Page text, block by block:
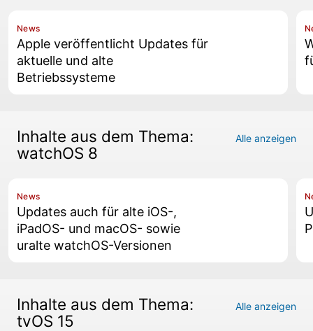
News
Apple veröffentlicht Updates für
aktuelle und alte
Betriebssysteme
Inhalte aus dem Thema:
watchOS 8
Alle anzeigen
News
Updates auch für alte iOS-,
iPadOS- und macOS- sowie
uralte watchOS-Versionen
Inhalte aus dem Thema:
tvOS 15
Alle anzeigen